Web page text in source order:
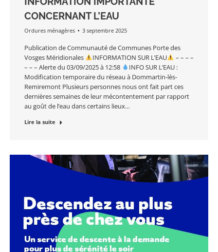
CONCERNANT L’EAU
Ordures ménagères 3 septembre 2025
Publication de Communauté de Communes Porte des
Vosges Méridionales
INFORMATION SUR L’EAU
– – – –
– – – Alerte du 03/09/2025 à 12:58
INFO SUR L’EAU :
Modification temporaire du réseau à Dommartin-lès-
Remiremont Plusieurs personnes nous ont fait part ces
dernières semaines de leur mécontentement par rapport
au goût de l’eau dans certains lieux…
Lire la suite